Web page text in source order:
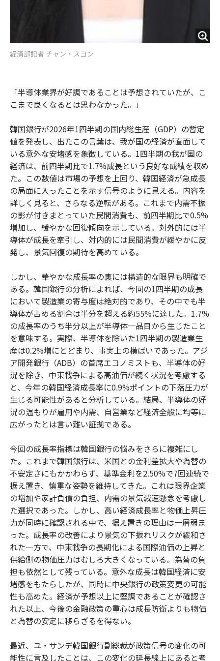
経済部記者 チャン・スヨン
「半導体業界が好調であることは予想されていたが、こ
こまで良くなるとは思わなかった。」
韓国銀行が2026年1四半期の国内総生産（GDP）の暫定
値を発表し、出たこの言葉は、我が国の経済が直面して
いる意外な安堵感を象徴している。1四半期の我が国の
経済は、前四半期比で1.7%成長という良好な成績を収め
た。この数値は市場の予想を上回り、韓国経済が急成長
の局面に入ったことを示す信号のように見える。内容を
詳しく見ると、さらなる逆転がある。これまで内需不振
の影が付きまとっていた民間消費も、前四半期比で0.5%
増加し、緩やかな回復傾向を示している。対外的には半
導体が成長を牽引し、対内的には民間消費が緩やかに反
発し、景気回復の期待を高めている。
しかし、華やかな成長率の裏には構造的な限界も明確で
ある。韓国銀行の分析によれば、今回の1四半期の成長
において製造業の寄与度は絶対的であり、その中でも半
導体が占める割合は半分を超える約55%に達した。1.7%
の成長率のうち半分以上が半導体一品目から生じたこと
を意味する。実際、半導体を除いた1四半期の製造業生
産は0.2%増にとどまり、事実上の横ばいであった。アジ
ア開発銀行（ADB）の首席エコノミストも、半導体の好
況を除き、中東戦争による高油価が続く状況を考慮する
と、今年の韓国経済成長率に0.9%ポイントの下落圧力が
生じる可能性があると分析している。結局、半導体の好
況の温もりが雇用や内需、自営業など経済全般に均等に
広がったとは言い難い証拠である。
今回の成長率指標は韓国銀行の悩みをさらに複雑にし
た。これまで韓国銀行は、米国との金利差拡大や為替の
不安定さにもかかわらず、基準金利を2.50%で7回連続で
据え置き、慎重な姿勢を維持してきた。これは限界企業
の増加や家計負債の負担、内需の景気減速懸念を考慮し
た選択であった。しかし、高い経済成長率と物価上昇圧
力が同時に確認される中で、据え置きの理由は一層弱ま
った。成長率の改善により景気の下振れリスクが緩和さ
れた一方で、中東戦争の長期化による国際油価の上昇と
供給側の物価圧力はむしろ大きくなっている。為替の負
担も依然として残っている。意外な成長は韓国経済に安
堵感をもたらしたが、同時に中央銀行の政策変更の可能
性も高めた。経済が予想以上に堅調であることが確認さ
れた以上、今後の金融政策の重心は成長防衛よりも物価
と為替の安定に移らざるを得ない。
最近、ユ・サンデ韓国銀行副総裁が政策信号の変化の可
能性に言及したことは、この変化の延長線上にあると考